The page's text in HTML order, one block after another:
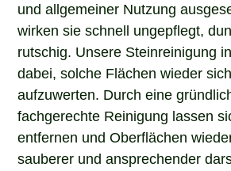
und allgemeiner Nutzung
wirken sie schnell ungepflegt,
rutschig. Unsere Steinreinigung
dabei, solche Flächen wieder
aufzuwerten. Durch eine
fachgerechte Reinigung lassen
entfernen und Oberflächen
sauberer und ansprechender